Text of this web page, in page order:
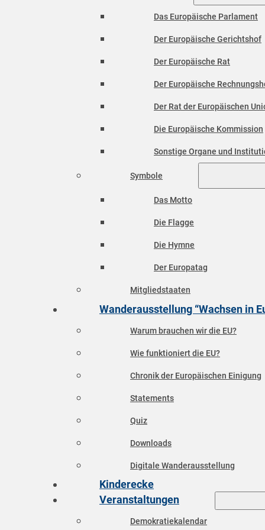
Das Europäische Parlament
Der Europäische Gerichtshof
Der Europäische Rat
Der Europäische
Der Rat der Europäischen
Die Europäische Kommission
Sonstige Organe und
Symbole
Das Motto
Die Flagge
Die Hymne
Der Europatag
Mitgliedstaaten
Wanderausstellung “Wachsen in
Warum brauchen wir die EU?
Wie funktioniert die EU?
Chronik der Europäischen Einigung
Statements
Quiz
Downloads
Digitale Wanderausstellung
Kinderecke
Veranstaltungen
Demokratiekalendar